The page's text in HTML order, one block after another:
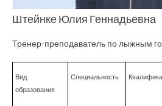
Штейнке Юлия Геннадьевна
Тренер-преподаватель по лыжным
Вид
образования
Специальность